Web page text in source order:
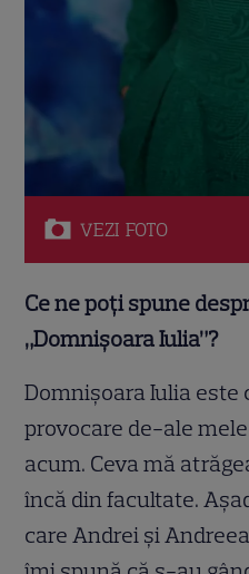
VEZI FOTO
Ce ne poți spune
„Domnișoara Iulia”?
Domnișoara Iulia este
provocare de-ale
acum. Ceva mă
încă din facultate.
care Andrei și